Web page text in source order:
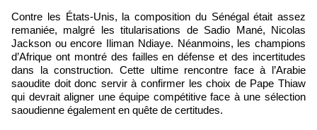
Contre les États-Unis, la composition du Sénégal était assez
remaniée, malgré les titularisations de Sadio Mané, Nicolas
Jackson ou encore Iliman Ndiaye. Néanmoins, les champions
d’Afrique ont montré des failles en défense et des incertitudes
dans la construction. Cette ultime rencontre face à l’Arabie
saoudite doit donc servir à confirmer les choix de Pape Thiaw
qui devrait aligner une équipe compétitive face à une sélection
saoudienne également en quête de certitudes.